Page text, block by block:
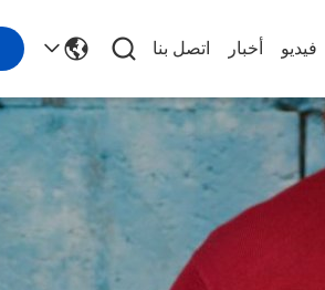
فيديو أخبار اتصل بنا